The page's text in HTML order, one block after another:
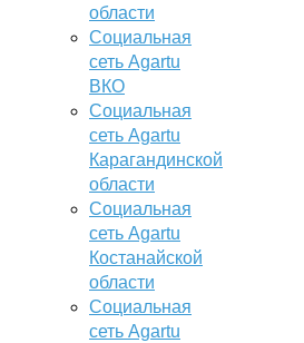
области
Социальная
сеть Agartu
ВКО
Социальная
сеть Agartu
Карагандинской
области
Социальная
сеть Agartu
Костанайской
области
Социальная
сеть Agartu